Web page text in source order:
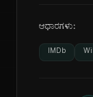
ಆಧಾರಗಳು:
IMDb